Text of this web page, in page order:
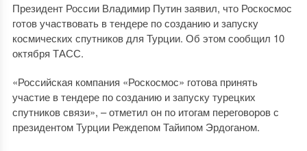
Президент России Владимир Путин заявил, что Роскосмос
готов участвовать в тендере по созданию и запуску
космических спутников для Турции. Об этом сообщил 10
октября ТАСС.
«Российская компания «Роскосмос» готова принять
участие в тендере по созданию и запуску турецких
спутников связи», – отметил он по итогам переговоров с
президентом Турции Реждепом Тайипом Эрдоганом.